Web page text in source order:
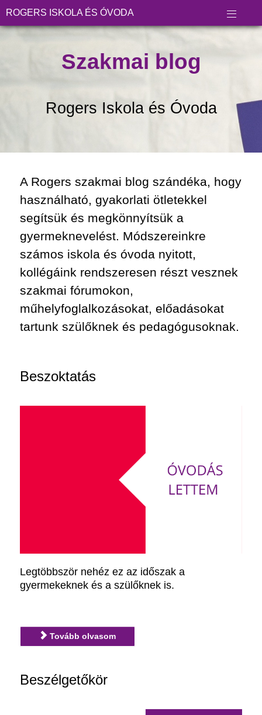
ROGERS ISKOLA ÉS ÓVODA
Szakmai blog
Rogers Iskola és Óvoda
A Rogers szakmai blog szándéka, hogy
használható, gyakorlati ötletekkel
segítsük és megkönnyítsük a
gyermeknevelést. Módszereinkre
számos iskola és óvoda nyitott,
kollégáink rendszeresen részt vesznek
szakmai fórumokon,
műhelyfoglalkozásokat, előadásokat
tartunk szülőknek és pedagógusoknak.
Beszoktatás
Legtöbbször nehéz ez az időszak a
gyermekeknek és a szülőknek is.
Tovább olvasom
Beszélgetőkör